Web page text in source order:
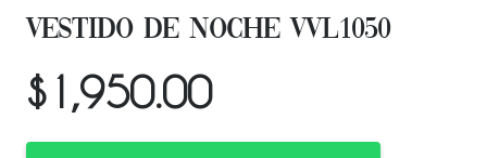
VESTIDO DE NOCHE VVL1050
$ 1,950.00